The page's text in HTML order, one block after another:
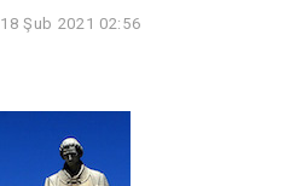
18 Şub 2021 02:56